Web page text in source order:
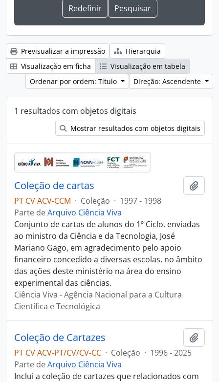
Previsualizar a impressão
Hierarquia
Visualização em ficha
Visualização em tabela
Ordenar por ordem: Título
Direção: Ascendente
1 resultados com objetos digitais
Mostrar resultados com objetos digitais
Coleção de cartas
PT CV ACV-CCM · Coleção · 1997 - 1998
Parte deArquivo Ciência Viva
Conjunto de cartas de alunos do 1º Ciclo, enviadas
ao ministro da Ciência e da Tecnologia, José
Mariano Gago, em agradecimento pelo apoio
financeiro concedido a diversas escolas, no âmbito
das ações deste ministério na área do ensino
experimental das ciências.
Ciência Viva - Agência Nacional para a Cultura
Científica e Tecnológica
Coleção de Cartazes
PT CV ACV-PT/CV/CV-CC · Coleção · 1996 - 2025
Parte deArquivo Ciência Viva
Inclui a coleção de cartazes que relacionados com